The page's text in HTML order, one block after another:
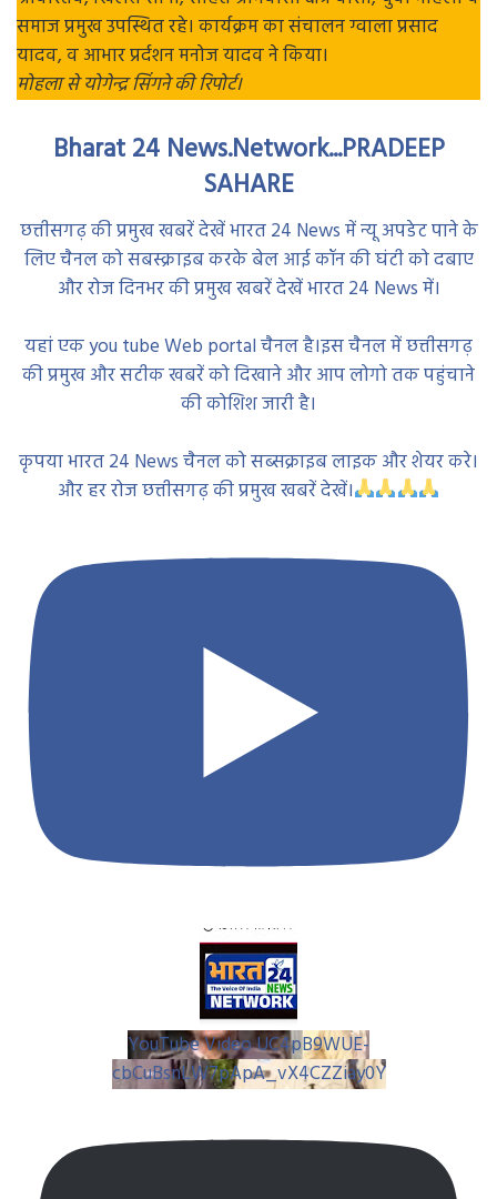
समाज प्रमुख उपस्थित रहे। कार्यक्रम का संचालन ग्वाला प्रसाद
यादव, व आभार प्रर्दशन मनोज यादव ने किया।
मोहला से योगेन्द्र सिंगने की रिपोर्ट।
Bharat 24 News.Network...PRADEEP
SAHARE
छत्तीसगढ़ की प्रमुख खबरें देखें भारत 24 News में न्यू अपडेट पाने के
लिए चैनल को सबस्क्राइब करके बेल आई कॉन की घंटी को दबाए
और रोज दिनभर की प्रमुख खबरें देखें भारत 24 News में।
यहां एक you tube Web portal चैनल है।इस चैनल में छत्तीसगढ़
की प्रमुख और सटीक खबरें को दिखाने और आप लोगो तक पहुंचाने
की कोशिश जारी है।
कृपया भारत 24 News चैनल को सब्सक्राइब लाइक और शेयर करे।
और हर रोज छत्तीसगढ़ की प्रमुख खबरें देखें।
YouTube Video UC4pB9WUE-
cbCuBsnLW7pApA_vX4CZZiay0Y